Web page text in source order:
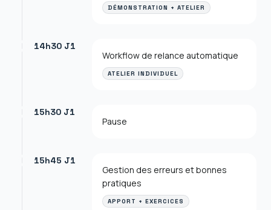
DÉMONSTRATION + ATELIER
14h30 J1
Workflow de relance automatique
ATELIER INDIVIDUEL
15h30 J1
Pause
15h45 J1
Gestion des erreurs et bonnes
pratiques
APPORT + EXERCICES